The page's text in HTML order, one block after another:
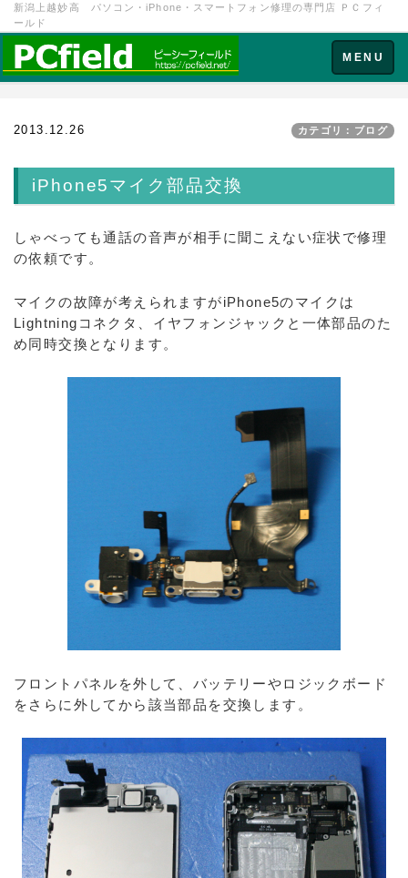
新潟上越妙高 パソコン・iPhone・スマートフォン修理の専門店 ＰＣフィ
ールド
Toggle
navigation
MENU
2013.12.26 カテゴリ：ブログ
iPhone5マイク部品交換
しゃべっても通話の音声が相手に聞こえない症状で修理
の依頼です。
マイクの故障が考えられますがiPhone5のマイクは
Lightningコネクタ、イヤフォンジャックと一体部品のた
め同時交換となります。
フロントパネルを外して、バッテリーやロジックボード
をさらに外してから該当部品を交換します。